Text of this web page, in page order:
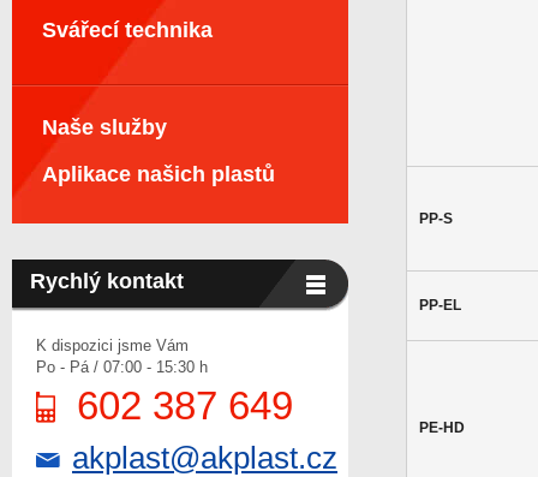
PP-S
PP-EL
PE-HD
Svářecí technika
Naše služby
Aplikace našich plastů
Rychlý kontakt
K dispozici jsme Vám
Po - Pá / 07:00 - 15:30 h
602 387 649
akplast@akplast.cz